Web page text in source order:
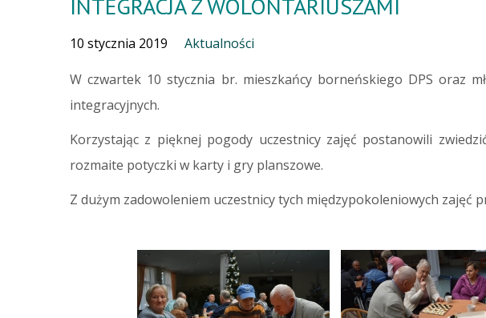
10 stycznia 2019 Aktualności
W czwartek 10 stycznia br. mieszkańcy borneńskiego DPS oraz
integracyjnych.
Korzystając z pięknej pogody uczestnicy zajęć postanowili
rozmaite potyczki w karty i gry planszowe.
Z dużym zadowoleniem uczestnicy tych międzypokoleniowych